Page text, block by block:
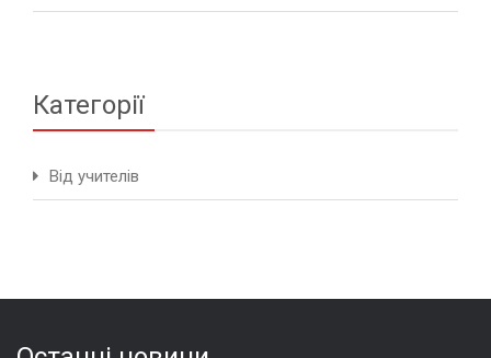
Категорії
Від учителів